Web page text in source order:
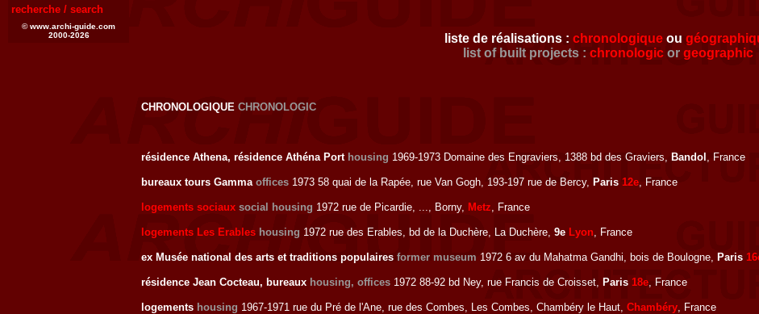
recherche / search
© www.archi-guide.com
2000-2026
liste de réalisations : chronologique ou
list of built projects : chronologic or geographic
CHRONOLOGIQUE CHRONOLOGIC
résidence Athena, résidence Athéna Port housing 1969-1973 Domaine des Engraviers, 1388 bd des Graviers, Bandol , France
bureaux tours Gamma offices 1973 58 quai de la Rapée, rue Van Gogh, 193-197 rue de Bercy, Paris 12e, France
logements sociaux social housing 1972 rue de Picardie, ..., Borny, Metz, France
logements Les Erables housing 1972 rue des Erables, bd de la Duchère, La Duchère, 9e Lyon, France
ex Musée national des arts et traditions populaires former museum 1972 6 av du Mahatma Gandhi, bois de Boulogne, Paris
résidence Jean Cocteau, bureaux housing, offices 1972 88-92 bd Ney, rue Francis de Croisset, Paris 18e, France
logements housing 1967-1971 rue du Pré de l'Ane, rue des Combes, Les Combes, Chambéry le Haut, Chambéry, France